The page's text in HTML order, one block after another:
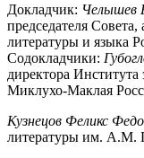
Докладчик: Челышев
председателя
литературы и языка
Содокладчики:
директора
Миклухо-Маклая
Кузнецов Феликс
литературы им. А.М.